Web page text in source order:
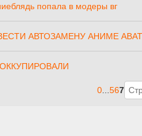
попала в модеры вг
АВТОЗАМЕНУ АНИМЕ
0 567